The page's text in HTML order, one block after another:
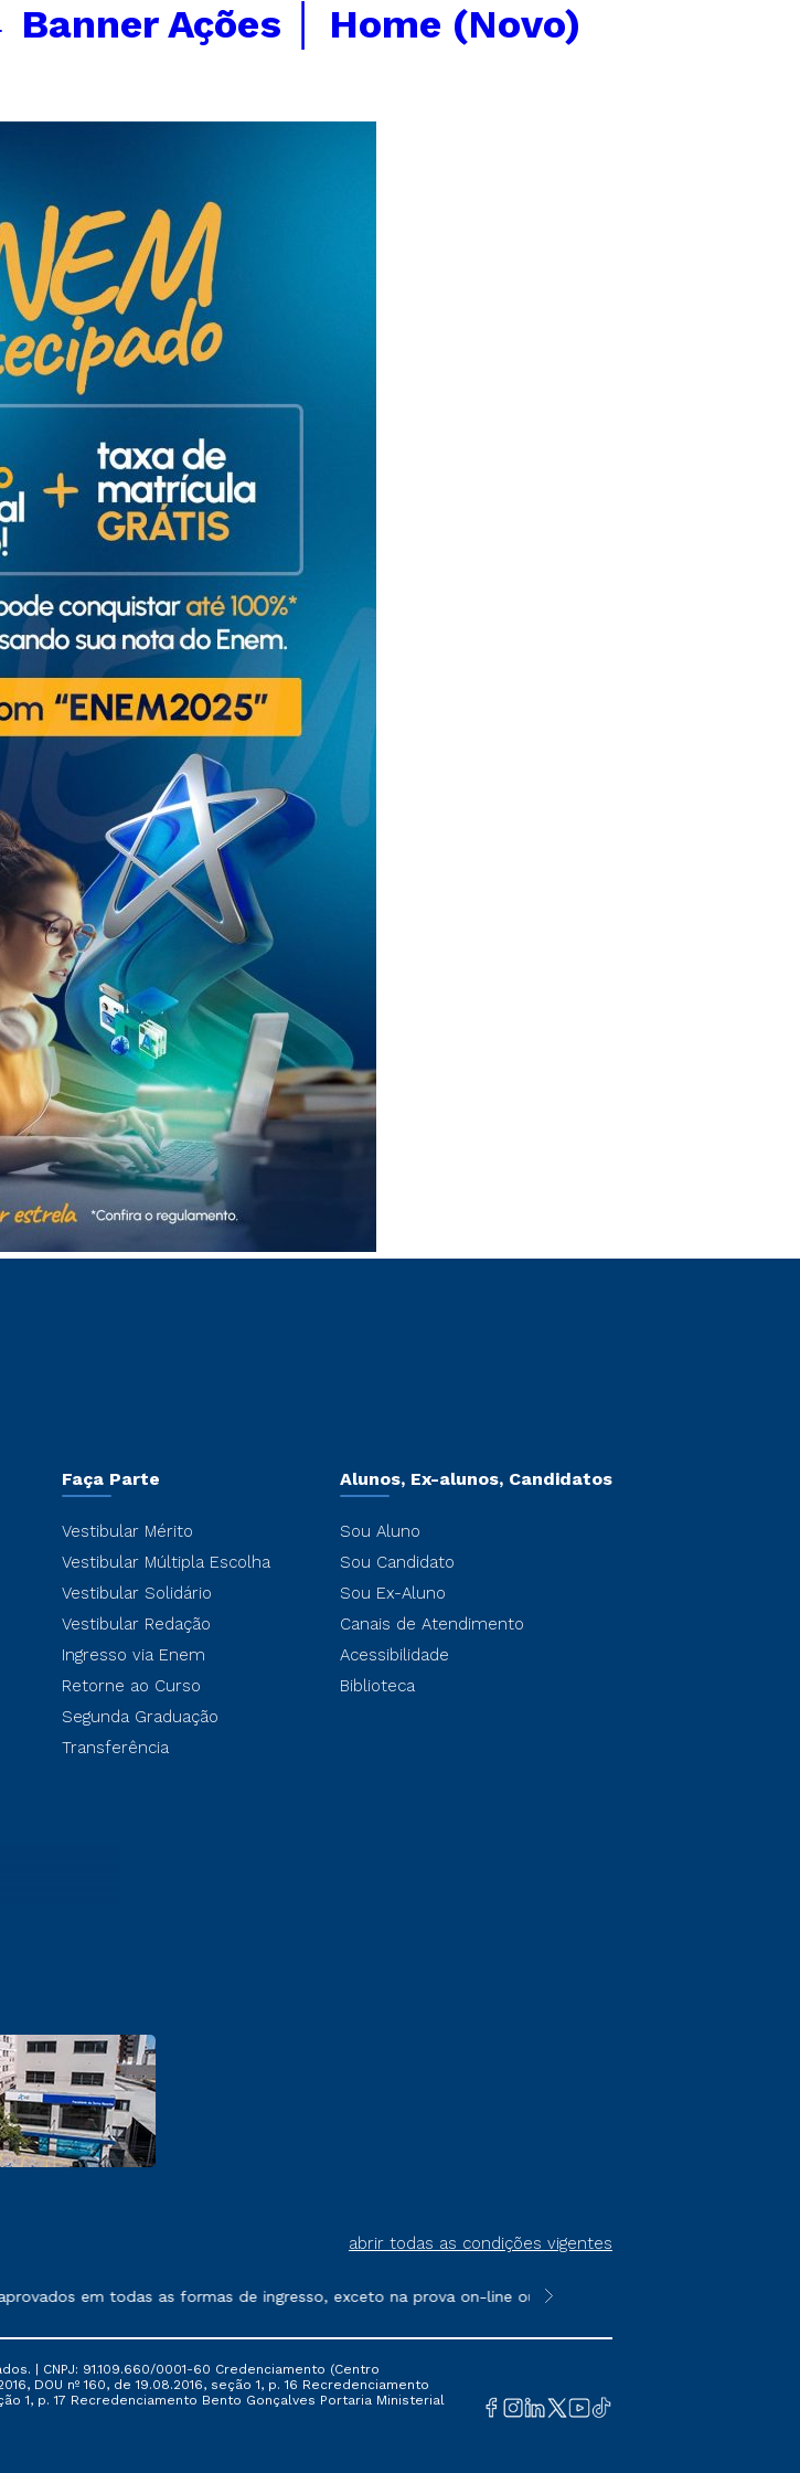
Banner Ações │ Home (Novo)
Faça Parte
Vestibular Mérito
Vestibular Múltipla Escolha
Vestibular Solidário
Vestibular Redação
Ingresso via Enem
Retorne ao Curso
Segunda Graduação
Transferência
Alunos, Ex-alunos, Candidatos
Sou Aluno
Sou Candidato
Sou Ex-Aluno
Canais de Atendimento
Acessibilidade
Biblioteca
abrir todas as condições vigentes
de serviços.
em todas as formas de ingresso, exceto na prova on-line ou agendada, que ofertam bolsas de
**Semipresencial é um formato do
| CNPJ: 91.109.660/0001-60 Credenciamento (Centro
DOU nº 160, de 19.08.2016, seção 1, p. 16 Recredenciamento
1, p. 17 Recredenciamento Bento Gonçalves Portaria Ministerial